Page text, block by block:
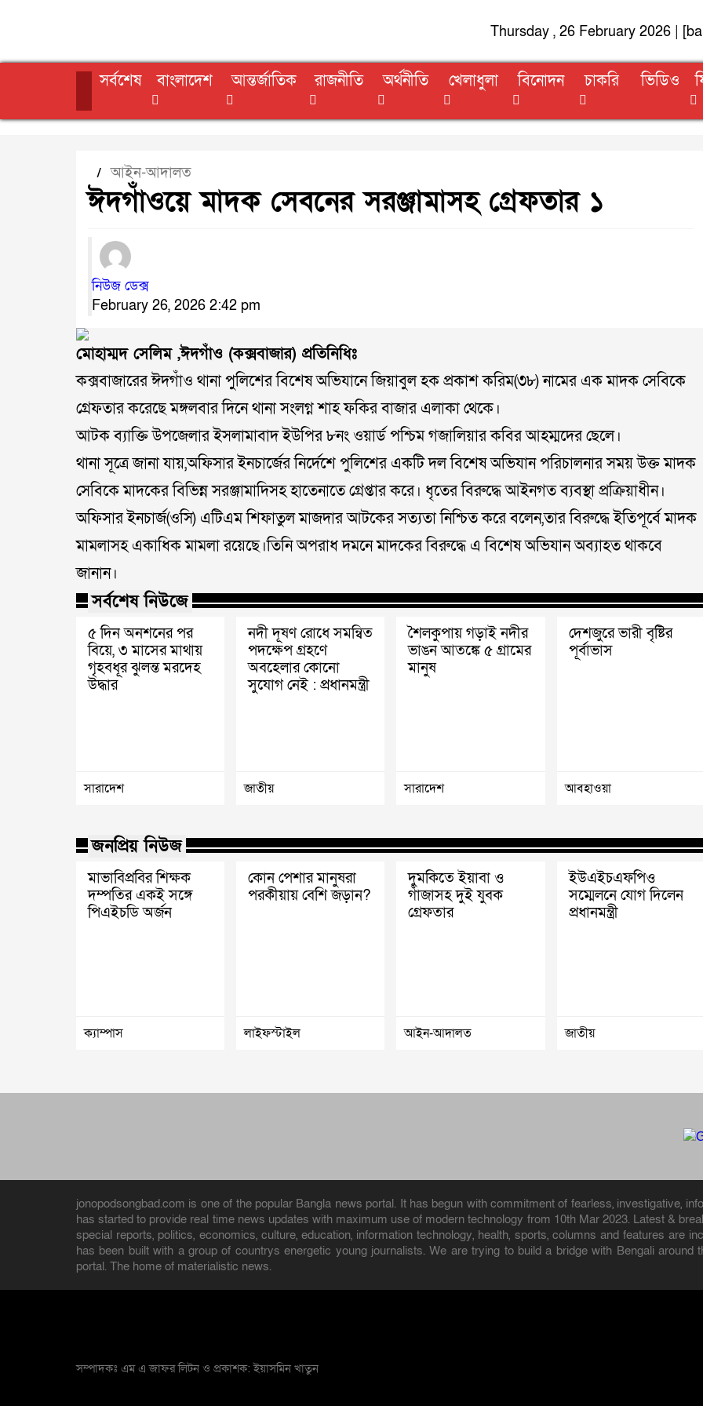
Thursday , 26 February 2026 |
সর্বশেষ বাংলাদেশ আন্তর্জাতিক রাজনীতি অর্থনীতি খেলাধুলা বিনোদন চাকরি ভিডিও
/আইন-আদালত
ঈদগাঁওয়ে মাদক সেবনের সরঞ্জামাসহ গ্রেফতার ১
নিউজ ডেক্স
February 26, 2026 2:42 pm
মোহাম্মদ সেলিম ,ঈদগাঁও (কক্সবাজার) প্রতিনিধিঃ
কক্সবাজারের ঈদগাঁও থানা পুলিশের বিশেষ অভিযানে জিয়াবুল হক প্রকাশ করিম(৩৮) নামের এক মাদক সেবিকে
গ্রেফতার করেছে মঙ্গলবার দিনে থানা সংলগ্ন শাহ ফকির বাজার এলাকা থেকে।
আটক ব্যাক্তি উপজেলার ইসলামাবাদ ইউপির ৮নং ওয়ার্ড পশ্চিম গজালিয়ার কবির আহম্মদের ছেলে।
থানা সূত্রে জানা যায়,অফিসার ইনচার্জের নির্দেশে পুলিশের একটি দল বিশেষ অভিযান পরিচালনার সময় উক্ত মাদক
সেবিকে মাদকের বিভিন্ন সরঞ্জামাদিসহ হাতেনাতে গ্রেপ্তার করে। ধৃতের বিরুদ্ধে আইনগত ব্যবস্থা প্রক্রিয়াধীন।
অফিসার ইনচার্জ(ওসি) এটিএম শিফাতুল মাজদার আটকের সত্যতা নিশ্চিত করে বলেন,তার বিরুদ্ধে ইতিপূর্বে মাদক
মামলাসহ একাধিক মামলা রয়েছে।তিনি অপরাধ দমনে মাদকের বিরুদ্ধে এ বিশেষ অভিযান অব্যাহত থাকবে
জানান।
সর্বশেষ নিউজে
৫ দিন অনশনের পর
বিয়ে, ৩ মাসের মাথায়
গৃহবধূর ঝুলন্ত মরদেহ
উদ্ধার
সারাদেশ
নদী দূষণ রোধে সমন্বিত
পদক্ষেপ গ্রহণে
অবহেলার কোনো
সুযোগ নেই : প্রধানমন্ত্রী
জাতীয়
শৈলকুপায় গড়াই নদীর
ভাঙন আতঙ্কে ৫ গ্রামের
মানুষ
সারাদেশ
দেশজুরে ভারী বৃষ্টির
পূর্বাভাস
আবহাওয়া
জনপ্রিয় নিউজ
মাভাবিপ্রবির শিক্ষক
দম্পতির একই সঙ্গে
পিএইচডি অর্জন
ক্যাম্পাস
কোন পেশার মানুষরা
পরকীয়ায় বেশি জড়ান?
লাইফস্টাইল
দুমকিতে ইয়াবা ও
গাঁজাসহ দুই যুবক
গ্রেফতার
আইন-আদালত
ইউএইচএফপিও
সম্মেলনে যোগ দিলেন
প্রধানমন্ত্রী
জাতীয়
jonopodsongbad.com is one of the popular Bangla news portal. It has begun with commitment of fearless, investigative,
has started to provide real time news updates with maximum use of modern technology from 10th Mar 2023. Latest &
special reports, politics, economics, culture, education, information technology, health, sports, columns and features are
has been built with a group of countrys energetic young journalists. We are trying to build a bridge with Bengali
portal. The home of materialistic news.
সম্পাদকঃ এম এ জাফর লিটন ও প্রকাশক: ইয়াসমিন খাতুন